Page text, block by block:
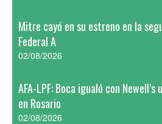
Mitre cayó en su estreno en la
Federal A
02/08/2026
AFA-LPF: Boca igualó con
en Rosario
02/08/2026